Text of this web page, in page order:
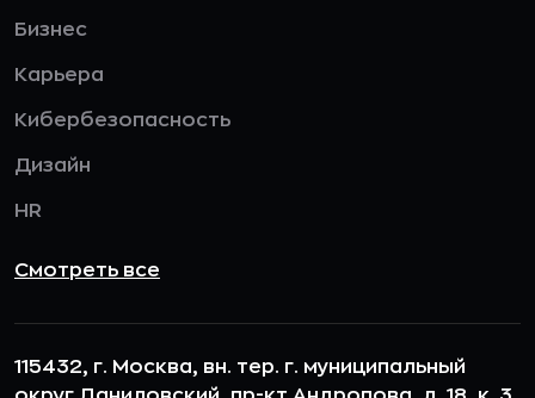
Бизнес
Карьера
Кибербезопасность
Дизайн
HR
Смотреть все
115432, г. Москва, вн. тер. г. муниципальный